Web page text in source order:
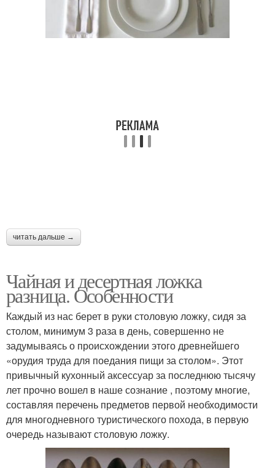
читать дальше →
Чайная и десертная ложка
разница. Особенности
Каждый из нас берет в руки столовую ложку, сидя за
столом, минимум 3 раза в день, совершенно не
задумываясь о происхождении этого древнейшего
«орудия труда для поедания пищи за столом». Этот
привычный кухонный аксессуар за последнюю тысячу
лет прочно вошел в наше сознание , поэтому многие,
составляя перечень предметов первой необходимости
для многодневного туристического похода, в первую
очередь называют столовую ложку.